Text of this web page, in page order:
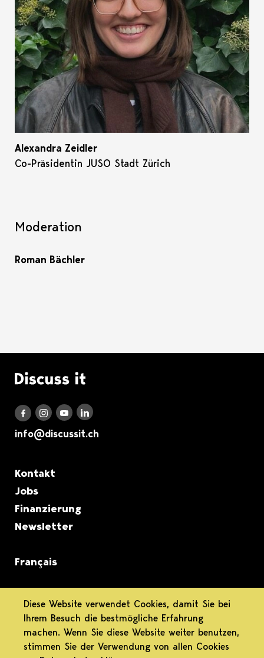
Alexandra Zeidler
Co-Präsidentin JUSO Stadt Zürich
Moderation
Roman Bächler
Logo Discuss it
Discuss it auf Facebook
Discuss it auf Instagram
Discuss it auf Youtube
Discuss it auf LinkedIn
info@discussit.ch
Metanavigation
Kontakt
Jobs
Finanzierung
Newsletter
Français
informiert.
differenziert.
Diese Website verwendet Cookies, damit Sie bei
Ihrem Besuch die bestmögliche Erfahrung
machen. Wenn Sie diese Website weiter benutzen,
stimmen Sie der Verwendung von allen Cookies